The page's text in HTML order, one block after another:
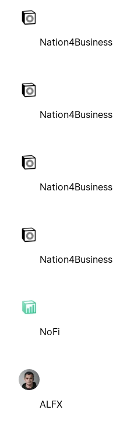
Nation4Business
Nation4Business
Nation4Business
Nation4Business
NoFi
ALFX